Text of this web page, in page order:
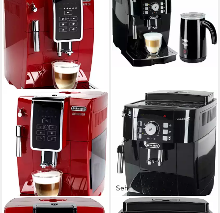
DE'LONGHI
Sehr beliebt
DE'LONGHI